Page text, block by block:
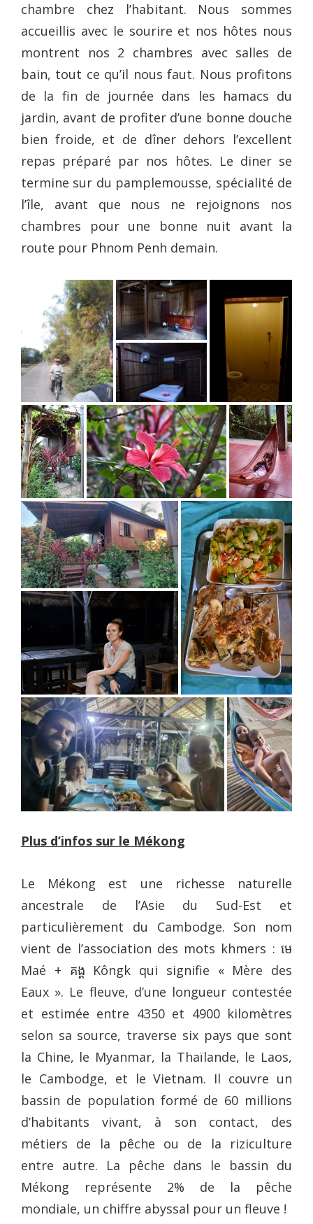
chambre chez l’habitant. Nous sommes
accueillis avec le sourire et nos hôtes nous
montrent nos 2 chambres avec salles de
bain, tout ce qu’il nous faut. Nous profitons
de la fin de journée dans les hamacs du
jardin, avant de profiter d’une bonne douche
bien froide, et de dîner dehors l’excellent
repas préparé par nos hôtes. Le diner se
termine sur du pamplemousse, spécialité de
l’île, avant que nous ne rejoignons nos
chambres pour une bonne nuit avant la
route pour Phnom Penh demain.
Plus d’infos sur le Mékong
Le Mékong est une richesse naturelle
ancestrale de l’Asie du Sud-Est et
particulièrement du Cambodge. Son nom
vient de l’association des mots khmers : មេ
Maé + គង្គ Kôngk qui signifie « Mère des
Eaux ». Le fleuve, d’une longueur contestée
et estimée entre 4350 et 4900 kilomètres
selon sa source, traverse six pays que sont
la Chine, le Myanmar, la Thaïlande, le Laos,
le Cambodge, et le Vietnam. Il couvre un
bassin de population formé de 60 millions
d’habitants vivant, à son contact, des
métiers de la pêche ou de la riziculture
entre autre. La pêche dans le bassin du
Mékong représente 2% de la pêche
mondiale, un chiffre abyssal pour un fleuve !